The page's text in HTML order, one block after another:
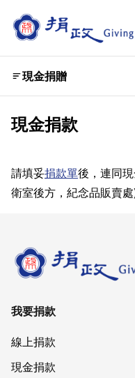
現金捐贈
現金捐款
請填妥捐款單後，連同
衛室後方，紀念品販賣
我要捐款
線上捐款
現金捐款